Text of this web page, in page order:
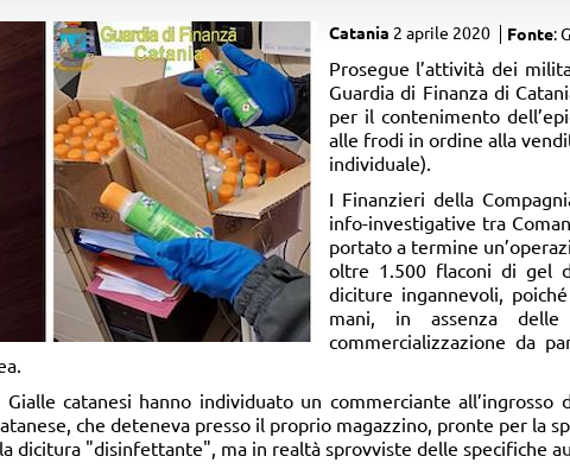
Catania 2 aprile 2020 Fonte:
Prosegue l’attività dei
Guardia di Finanza di
per il contenimento
alle frodi in ordine alla
individuale).
I Finanzieri della
info-investigative tra
portato a termine
oltre 1.500 flaconi di gel
diciture ingannevoli,
mani, in assenza delle
commercializzazione da
catanesi hanno individuato un commerciante all’ingrosso
che deteneva presso il proprio magazzino, pronte per la
dicitura "disinfettante", ma in realtà sprovviste delle specifiche